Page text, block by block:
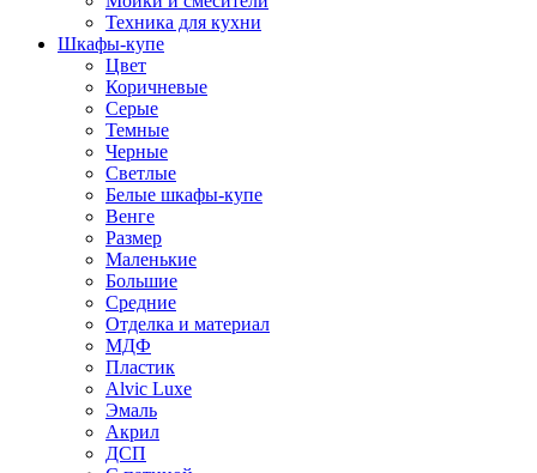
Техника для кухни
Шкафы-купе
Цвет
Коричневые
Серые
Темные
Черные
Светлые
Белые шкафы-купе
Венге
Размер
Маленькие
Большие
Средние
Отделка и материал
МДФ
Пластик
Alvic Luxe
Эмаль
Акрил
ДСП